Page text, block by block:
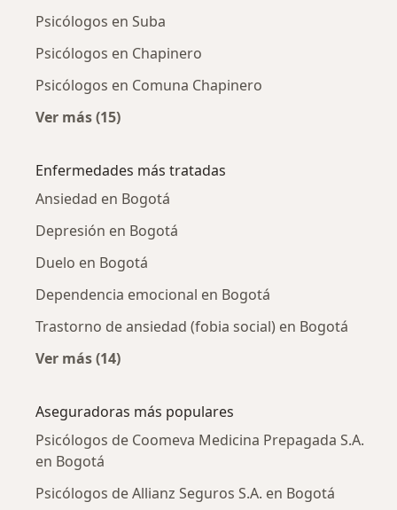
Psicólogos en Suba
Psicólogos en Chapinero
Psicólogos en Comuna Chapinero
Ver más (15)
Enfermedades más tratadas
Ansiedad en Bogotá
Depresión en Bogotá
Duelo en Bogotá
Dependencia emocional en Bogotá
Trastorno de ansiedad (fobia social) en Bogotá
Ver más (14)
Aseguradoras más populares
Psicólogos de Coomeva Medicina Prepagada S.A.
en Bogotá
Psicólogos de Allianz Seguros S.A. en Bogotá